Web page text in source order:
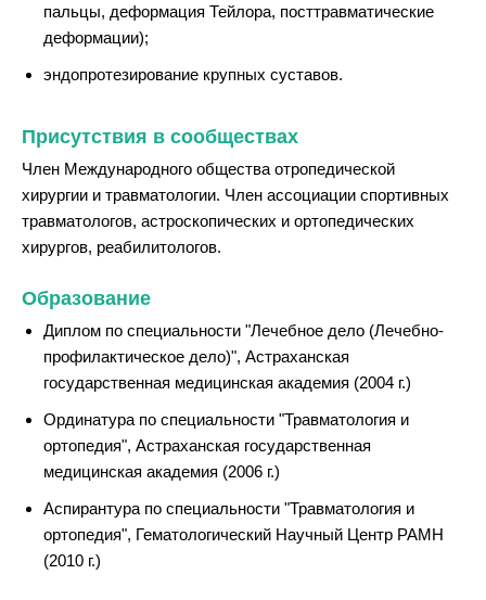
пальцы, деформация Тейлора, посттравматические
деформации);
эндопротезирование крупных суставов.
Присутствия в сообществах
Член Международного общества отропедической
хирургии и травматологии. Член ассоциации спортивных
травматологов, астроскопических и ортопедических
хирургов, реабилитологов.
Образование
Диплом по специальности "Лечебное дело (Лечебно-
профилактическое дело)", Астраханская
государственная медицинская академия (2004 г.)
Ординатура по специальности "Травматология и
ортопедия", Астраханская государственная
медицинская академия (2006 г.)
Аспирантура по специальности "Травматология и
ортопедия", Гематологический Научный Центр РАМН
(2010 г.)